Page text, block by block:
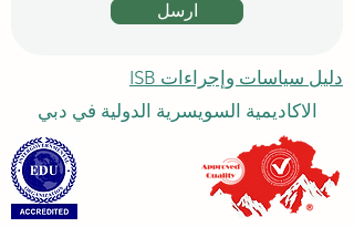
ارسل
دليل سياسات وإجراءات ISB
الاكاديمية السويسرية الدولية في دبي